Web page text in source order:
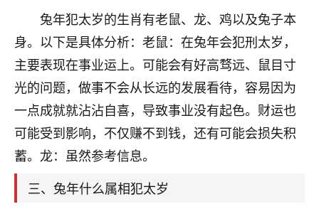
兔年犯太岁的生肖有老鼠、龙、鸡以及兔子本
身。以下是具体分析：老鼠：在兔年会犯刑太岁，
主要表现在事业运上。可能会有好高骛远、鼠目寸
光的问题，做事不会从长远的发展看待，容易因为
一点成就就沾沾自喜，导致事业没有起色。财运也
可能受到影响，不仅赚不到钱，还有可能会损失积
蓄。龙：虽然参考信息。
三、兔年什么属相犯太岁
卦，认识老师3年了，都是缘分啊！
17分钟前 来自湖北 19
心若莲花
我是做餐饮的，这两年，生意屡屡受挫，店开一家关
一家，要么生意不好，生意好的就出事。前些年攒的
家底快败光了，真是倒霉！我也想找人看看到底怎么
回事？
啊！